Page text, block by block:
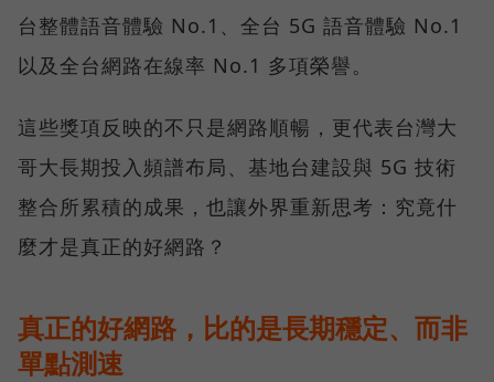
台整體語音體驗 No.1、全台 5G 語音體驗 No.1
以及全台網路在線率 No.1 多項榮譽。
這些獎項反映的不只是網路順暢，更代表台灣大
哥大長期投入頻譜布局、基地台建設與 5G 技術
整合所累積的成果，也讓外界重新思考：究竟什
麼才是真正的好網路？
真正的好網路，比的是長期穩定、而非
單點測速